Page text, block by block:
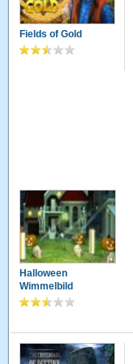
Fields of Gold
Halloween
Wimmelbild